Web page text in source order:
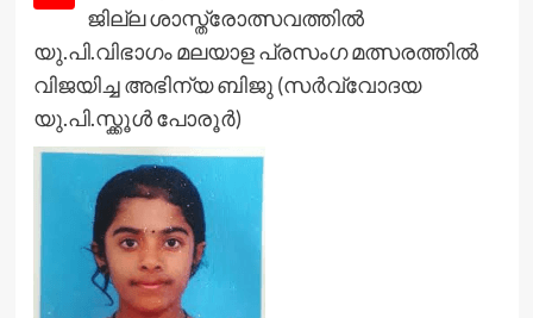
ജില്ല ശാസ്ത്രോത്സവത്തിൽ
യു.പി.വിഭാഗം മലയാള പ്രസംഗ മത്സരത്തിൽ
വിജയിച്ച അഭിന്യ ബിജു (സർവ്വോദയ
യു.പി.സ്ക്കൂൾ പോരൂർ)